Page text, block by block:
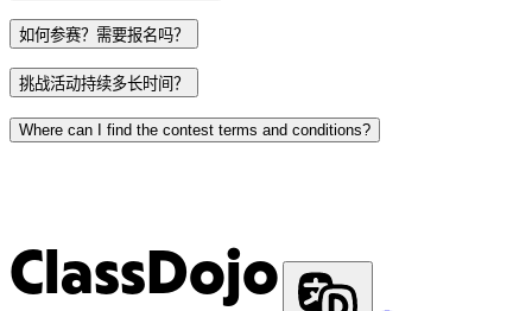
展示一个巧妙的考勤方法，比如让学生在智能白板上自
展示你如何发布一条班级故事动态，以及家庭成员会有
什么反应
第二名：教师自选，可选 Ninja Crispi PRO 或 Ninja
Creami
第三名：一台 Nespresso 咖啡机
必须是视频（不是照片、轮播帖或故事）
必须在挑战进行期间发布到公开账号上（不接受小组，
也不接受故事）
必须发布在 ClassDojo 已入驻的平台上：Instagram、
TikTok、YouTube、Facebook 或 Twitter/X
保持可见：若帖子在2026年9月30日前被删除或设为私
密，则不符合资格
如何参赛？需要报名吗？
挑战活动持续多长时间？
Where can I find the contest terms and conditions?
ClassDojo